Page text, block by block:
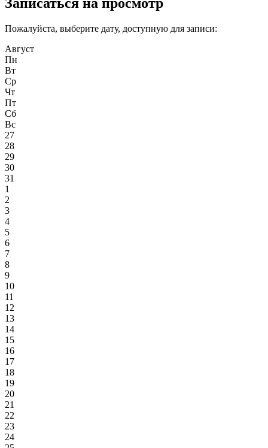
Записаться на просмотр
Пожалуйста, выберите дату, доступную для записи:
Август
Пн
Вт
Ср
Чт
Пт
Сб
Вс
27
28
29
30
31
1
2
3
4
5
6
7
8
9
10
11
12
13
14
15
16
17
18
19
20
21
22
23
24